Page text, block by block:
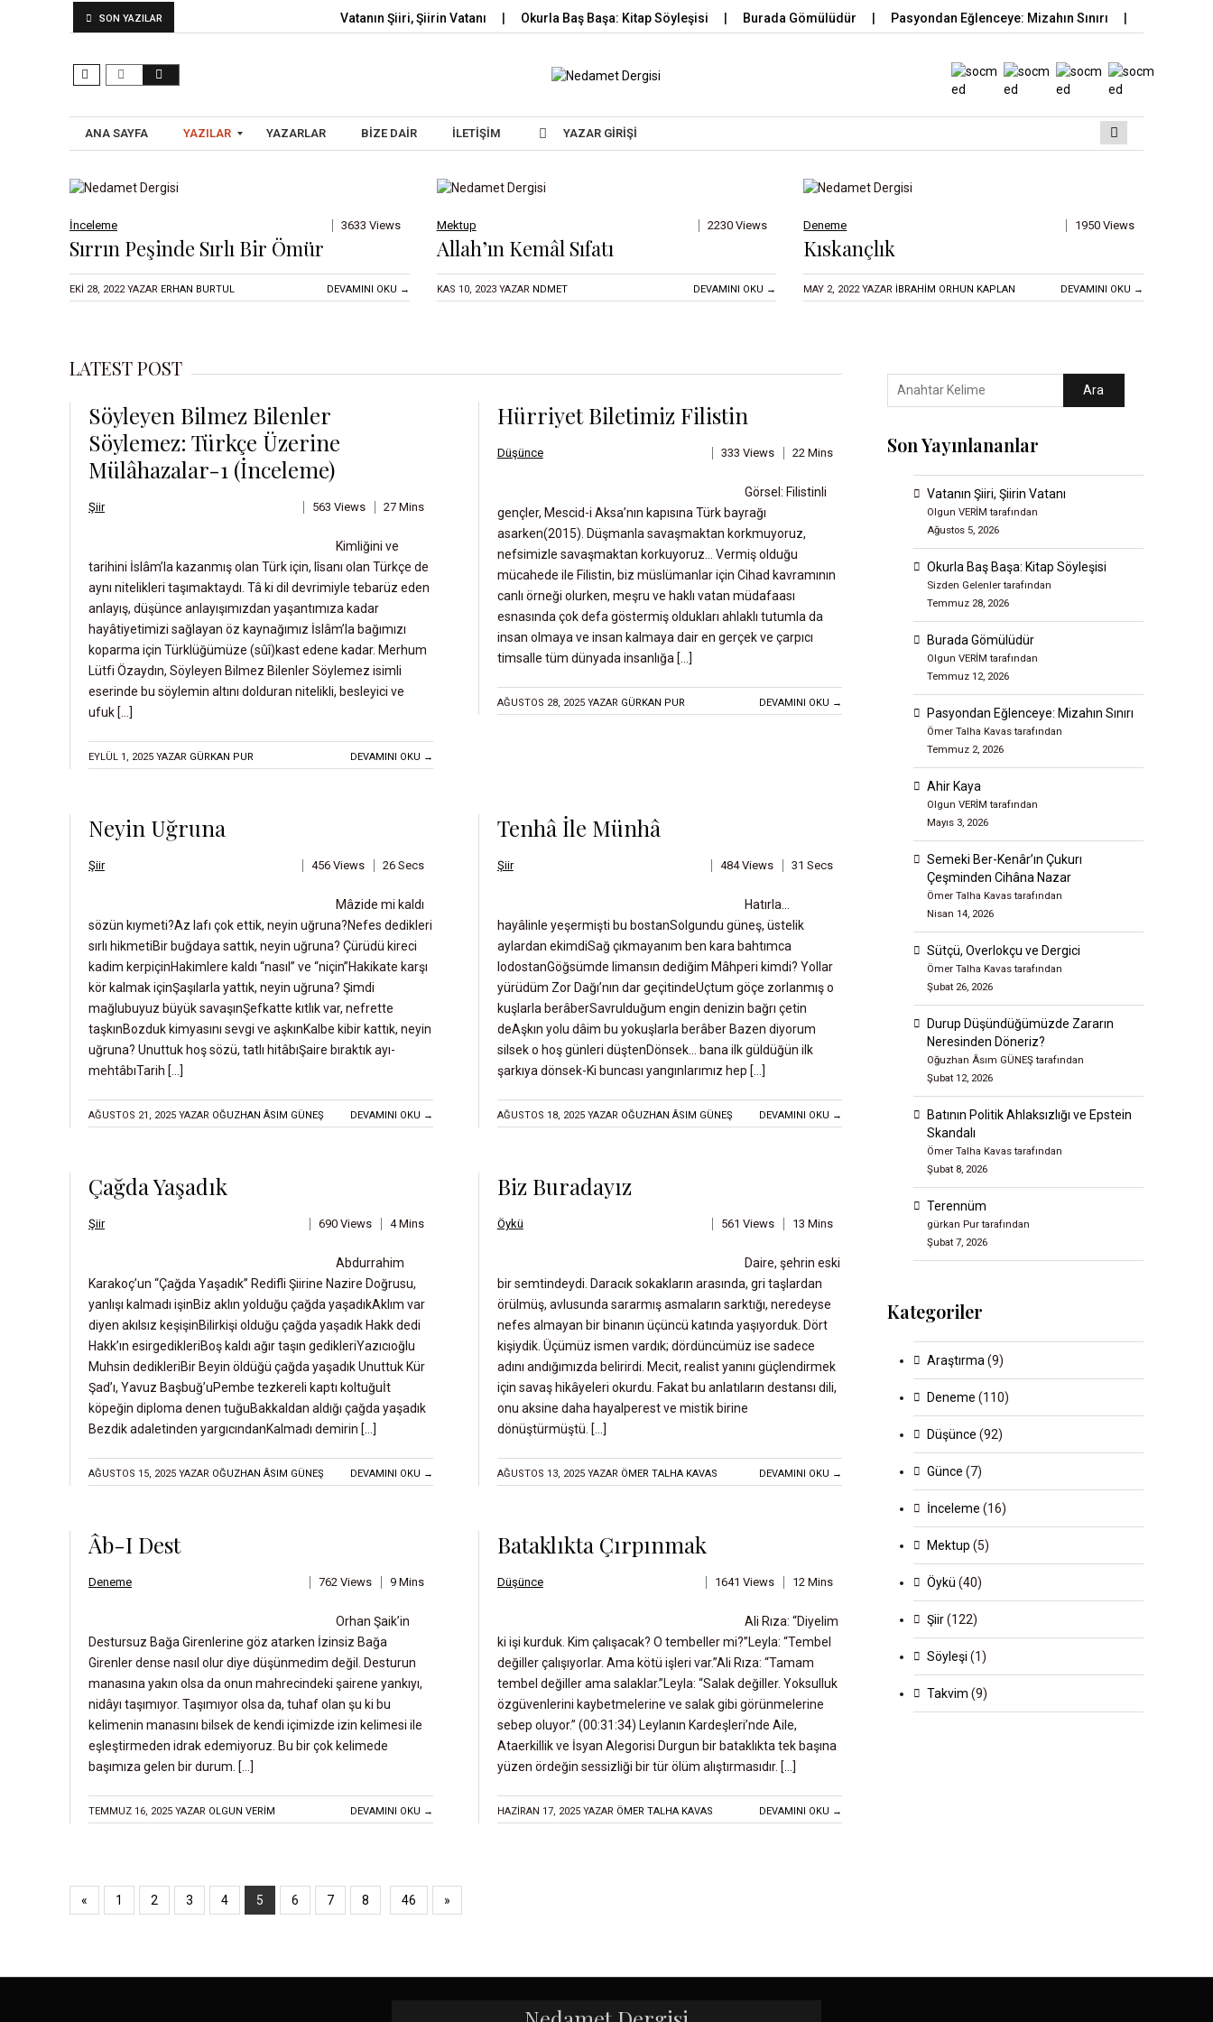
SON YAZILAR Vatanın Şiiri, Şiirin Vatanı Okurla Baş Başa: Kitap Söyleşisi Burada Gömülüdür Pasyondan Eğlenceye: Mizahın Sınırı
Skip to content
ANA SAYFA YAZILAR
A
Ş
T
D
E
D
Ş
Ü
N
E
N
N
C
E
L
E
M
E
M
T
Ö
Y
K
Ü
Ş
R
YAZARLAR BIZE DAIR İLETIŞIM YAZAR GIRIŞI
İnceleme 3633 Views
Sırrın Peşinde Sırlı Bir Ömür
EKI 28, 2022YAZAR ERHAN BURTUL DEVAMINI OKU →
Mektup 2230 Views
Allah’ın Kemâl Sıfatı
KAS 10, 2023 YAZAR NDMET DEVAMINI OKU →
Deneme 1950 Views
Kıskançlık
MAY 2, 2022YAZAR İBRAHIM ORHUN KAPLAN DEVAMINI OKU →
LATEST POST
Söyleyen Bilmez Bilenler
Söylemez: Türkçe Üzerine
Mülâhazalar-1 (İnceleme)
Şiir 563 Views 27 Mins
Kimliğini ve
tarihini İslâm’la kazanmış olan Türk için, lîsanı olan Türkçe de
aynı nitelikleri taşımaktaydı. Tâ ki dil devrimiyle tebarüz eden
anlayış, düşünce anlayışımızdan yaşantımıza kadar
hayâtiyetimizi sağlayan öz kaynağımız İslâm’la bağımızı
koparma için Türklüğümüze (sûî)kast edene kadar. Merhum
Lütfi Özaydın, Söyleyen Bilmez Bilenler Söylemez isimli
eserinde bu söylemin altını dolduran nitelikli, besleyici ve
ufuk […]
EYLÜL 1, 2025 YAZAR GÜRKAN PUR DEVAMINI OKU →
Hürriyet Biletimiz Filistin
Düşünce 333 Views 22 Mins
Görsel: Filistinli
gençler, Mescid-i Aksa’nın kapısına Türk bayrağı
asarken(2015). Düşmanla savaşmaktan korkmuyoruz,
nefsimizle savaşmaktan korkuyoruz… Vermiş olduğu
mücahede ile Filistin, biz müslümanlar için Cihad kavramının
canlı örneği olurken, meşru ve haklı vatan müdafaası
esnasında çok defa göstermiş oldukları ahlaklı tutumla da
insan olmaya ve insan kalmaya dair en gerçek ve çarpıcı
timsalle tüm dünyada insanlığa […]
AĞUSTOS 28, 2025 YAZAR GÜRKAN PUR DEVAMINI OKU →
Neyin Uğruna
Şiir 456 Views 26 Secs
Mâzide mi kaldı
sözün kıymeti?Az lafı çok ettik, neyin uğruna?Nefes dedikleri
sırlı hikmetiBir buğdaya sattık, neyin uğruna? Çürüdü kireci
kadim kerpiçinHakimlere kaldı “nasıl” ve “niçin”Hakikate karşı
kör kalmak içinŞaşılarla yattık, neyin uğruna? Şimdi
mağlubuyuz büyük savaşınŞefkatte kıtlık var, nefrette
taşkınBozduk kimyasını sevgi ve aşkınKalbe kibir kattık, neyin
uğruna? Unuttuk hoş sözü, tatlı hitâbıŞaire bıraktık ayı-
mehtâbıTarih […]
AĞUSTOS 21, 2025 YAZAR OĞUZHAN ÂSIM GÜNEŞ DEVAMINI OKU →
Tenhâ İle Münhâ
Şiir 484 Views 31 Secs
Hatırla…
hayâlinle yeşermişti bu bostanSolgundu güneş, üstelik
aylardan ekimdiSağ çıkmayanım ben kara bahtımca
lodostanGöğsümde limansın dediğim Mâhperi kimdi? Yollar
yürüdüm Zor Dağı’nın dar geçitindeUçtum göçe zorlanmış o
kuşlarla berâberSavrulduğum engin denizin bağrı çetin
deAşkın yolu dâim bu yokuşlarla berâber Bazen diyorum
silsek o hoş günleri düştenDönsek… bana ilk güldüğün ilk
şarkıya dönsek-Ki buncası yangınlarımız hep […]
AĞUSTOS 18, 2025 YAZAR OĞUZHAN ÂSIM GÜNEŞ DEVAMINI OKU →
Çağda Yaşadık
Şiir 690 Views 4 Mins
Abdurrahim
Karakoç’un “Çağda Yaşadık” Redifli Şiirine Nazire Doğrusu,
yanlışı kalmadı işinBiz aklın yolduğu çağda yaşadıkAklım var
diyen akılsız keşişinBilirkişi olduğu çağda yaşadık Hakk dedi
Hakk’ın esirgedikleriBoş kaldı ağır taşın gedikleriYazıcıoğlu
Muhsin dedikleriBir Beyin öldüğü çağda yaşadık Unuttuk Kür
Şad’ı, Yavuz Başbuğ’uPembe tezkereli kaptı koltuğuİt
köpeğin diploma denen tuğuBakkaldan aldığı çağda yaşadık
Bezdik adaletinden yargıcındanKalmadı demirin […]
AĞUSTOS 15, 2025 YAZAR OĞUZHAN ÂSIM GÜNEŞ DEVAMINI OKU →
Biz Buradayız
Öykü 561 Views 13 Mins
Daire, şehrin eski
bir semtindeydi. Daracık sokakların arasında, gri taşlardan
örülmüş, avlusunda sararmış asmaların sarktığı, neredeyse
nefes almayan bir binanın üçüncü katında yaşıyorduk. Dört
kişiydik. Üçümüz ismen vardık; dördüncümüz ise sadece
adını andığımızda belirirdi. Mecit, realist yanını güçlendirmek
için savaş hikâyeleri okurdu. Fakat bu anlatıların destansı dili,
onu aksine daha hayalperest ve mistik birine
dönüştürmüştü. […]
AĞUSTOS 13, 2025 YAZAR ÖMER TALHA KAVAS DEVAMINI OKU →
Âb-I Dest
Deneme 762 Views 9 Mins
Orhan Şaik’in
Destursuz Bağa Girenlerine göz atarken İzinsiz Bağa
Girenler dense nasıl olur diye düşünmedim değil. Desturun
manasına yakın olsa da onun mahrecindeki şairene yankıyı,
nidâyı taşımıyor. Taşımıyor olsa da, tuhaf olan şu ki bu
kelimenin manasını bilsek de kendi içimizde izin kelimesi ile
eşleştirmeden idrak edemiyoruz. Bu bir çok kelimede
başımıza gelen bir durum. […]
TEMMUZ 16, 2025 YAZAR OLGUN VERİM DEVAMINI OKU →
Bataklıkta Çırpınmak
Düşünce 1641 Views 12 Mins
Ali Rıza: “Diyelim
ki işi kurduk. Kim çalışacak? O tembeller mi?”Leyla: “Tembel
değiller çalışıyorlar. Ama kötü işleri var.”Ali Rıza: “Tamam
tembel değiller ama salaklar.”Leyla: “Salak değiller. Yoksulluk
özgüvenlerini kaybetmelerine ve salak gibi görünmelerine
sebep oluyor.” (00:31:34) Leylanın Kardeşleri’nde Aile,
Ataerkillik ve İsyan Alegorisi Durgun bir bataklıkta tek başına
yüzen ördeğin sessizliği bir tür ölüm alıştırmasıdır. […]
HAZIRAN 17, 2025 YAZAR ÖMER TALHA KAVAS DEVAMINI OKU →
« 1 2 3 4 5 6 7 8 46 »
Ara
Son Yayınlananlar
Vatanın Şiiri, Şiirin Vatanı
Olgun VERİM tarafından
Ağustos 5, 2026
Okurla Baş Başa: Kitap Söyleşisi
Sizden Gelenler tarafından
Temmuz 28, 2026
Burada Gömülüdür
Olgun VERİM tarafından
Temmuz 12, 2026
Pasyondan Eğlenceye: Mizahın Sınırı
Ömer Talha Kavas tarafından
Temmuz 2, 2026
Ahir Kaya
Olgun VERİM tarafından
Mayıs 3, 2026
Semeki Ber-Kenâr’ın Çukurı
Çeşminden Cihâna Nazar
Ömer Talha Kavas tarafından
Nisan 14, 2026
Sütçü, Overlokçu ve Dergici
Ömer Talha Kavas tarafından
Şubat 26, 2026
Durup Düşündüğümüzde Zararın
Neresinden Döneriz?
Oğuzhan Âsım GÜNEŞ tarafından
Şubat 12, 2026
Batının Politik Ahlaksızlığı ve Epstein
Skandalı
Ömer Talha Kavas tarafından
Şubat 8, 2026
Terennüm
gürkan Pur tarafından
Şubat 7, 2026
Kategoriler
Araştırma(9)
Deneme (110)
Düşünce (92)
Günce (7)
İnceleme (16)
Mektup (5)
Öykü (40)
Şiir(122)
Söyleşi (1)
Takvim (9)